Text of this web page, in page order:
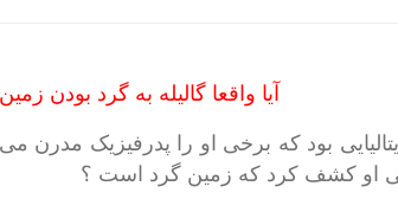
آیا واقعا گالیله به گرد بودن
بود که برخی او را پدرفیزیک
او کشف کرد که زمین گرد است ؟